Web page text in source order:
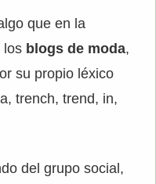
que en la
los blogs de moda,
su propio léxico
trench, trend, in,
del grupo social,